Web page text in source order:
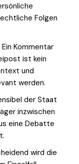
Folgen
Ein Kommentar
ist kein
und
werden.
der Staat
inzwischen
eine Debatte
wird die